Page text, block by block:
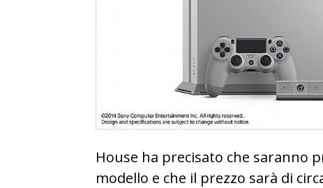
House ha precisato che saranno
modello e che il prezzo sarà di